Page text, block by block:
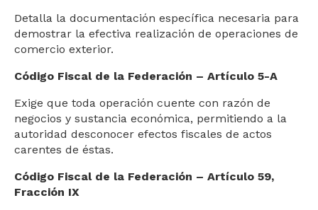
Detalla la documentación específica necesaria para
demostrar la efectiva realización de operaciones de
comercio exterior.
Código Fiscal de la Federación – Artículo 5-A
Exige que toda operación cuente con razón de
negocios y sustancia económica, permitiendo a la
autoridad desconocer efectos fiscales de actos
carentes de éstas.
Código Fiscal de la Federación – Artículo 59,
Fracción IX